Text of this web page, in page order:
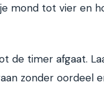
mond tot vier en
de timer afgaat.
zonder oordeel